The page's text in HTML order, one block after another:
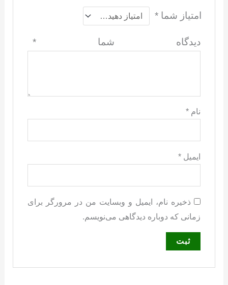
امتیاز شما*
دیدگاه شما*
نام*
ایمیل*
ذخیره نام، ایمیل و وبسایت من در مرورگر برای
زمانی که دوباره دیدگاهی می‌نویسم.